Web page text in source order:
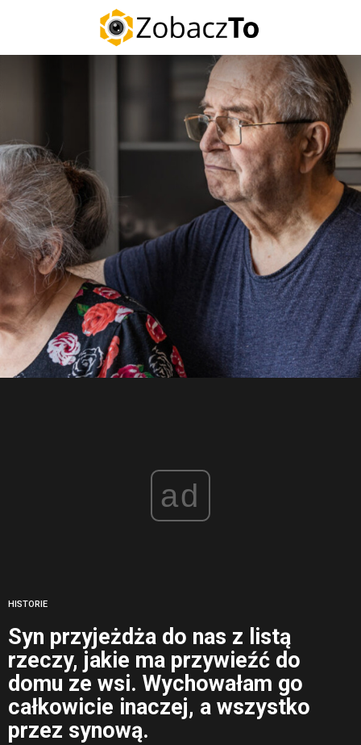
ad
HISTORIE
Syn przyjeżdża do nas z listą
rzeczy, jakie ma przywieźć do
domu ze wsi. Wychowałam go
całkowicie inaczej, a wszystko
przez synową.